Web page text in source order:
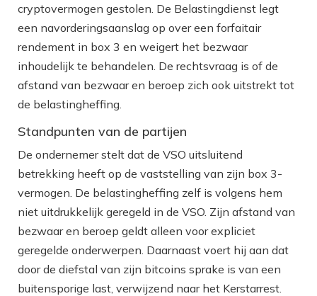
cryptovermogen gestolen. De Belastingdienst legt
een navorderingsaanslag op over een forfaitair
rendement in box 3 en weigert het bezwaar
inhoudelijk te behandelen. De rechtsvraag is of de
afstand van bezwaar en beroep zich ook uitstrekt tot
de belastingheffing.
Standpunten van de partijen
De ondernemer stelt dat de VSO uitsluitend
betrekking heeft op de vaststelling van zijn box 3-
vermogen. De belastingheffing zelf is volgens hem
niet uitdrukkelijk geregeld in de VSO. Zijn afstand van
bezwaar en beroep geldt alleen voor expliciet
geregelde onderwerpen. Daarnaast voert hij aan dat
door de diefstal van zijn bitcoins sprake is van een
buitensporige last, verwijzend naar het Kerstarrest.